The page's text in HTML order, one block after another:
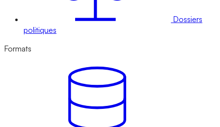
Dossiers
politiques
Formats